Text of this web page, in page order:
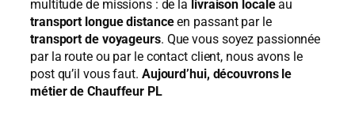
multitude de missions : de la livraison localeau
transport longue distanceen passant par le
transport de voyageurs. Que vous soyez passionnée
par la route ou par le contact client, nous avons le
post qu’il vous faut. Aujourd’hui, découvrons le
métier de Chauffeur PL